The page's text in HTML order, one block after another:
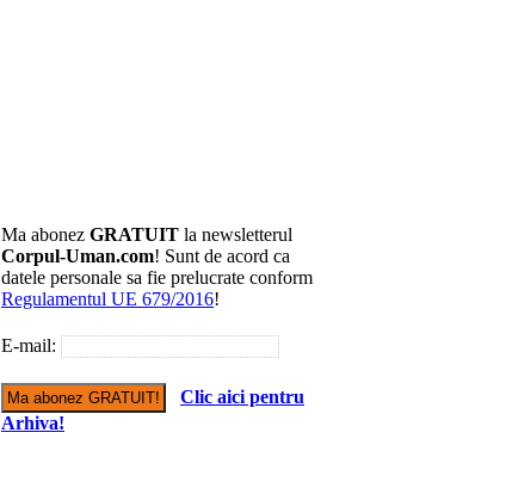
Ma abonez GRATUIT la newsletterul
Corpul-Uman.com! Sunt de acord ca
datele personale sa fie prelucrate conform
Regulamentul UE 679/2016!
E-mail:
Clic aici pentru
Arhiva!